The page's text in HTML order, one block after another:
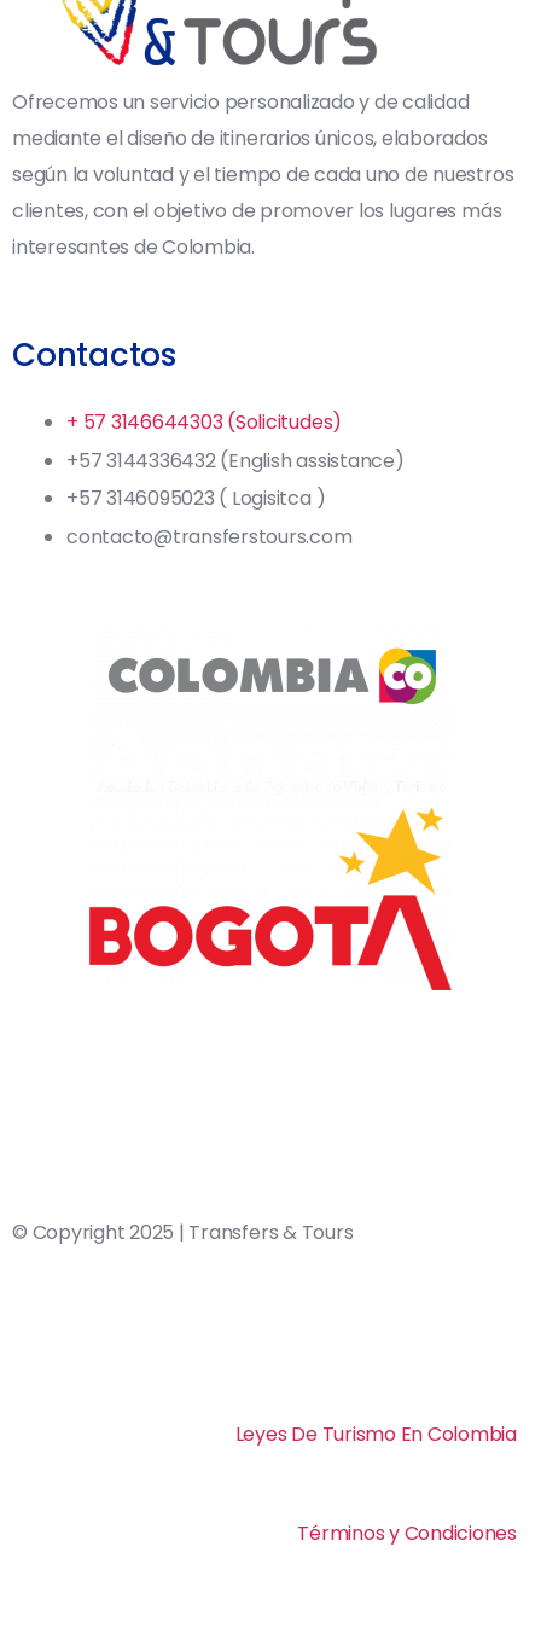
Ofrecemos un servicio personalizado y de calidad
mediante el diseño de itinerarios únicos, elaborados
según la voluntad y el tiempo de cada uno de nuestros
clientes, con el objetivo de promover los lugares más
interesantes de Colombia.
Contactos
+ 57 3146644303 (Solicitudes)
+57 3144336432 (English assistance)
+57 3146095023 ( Logisitca )
contacto@transferstours.com
© Copyright 2025 | Transfers & Tours
Leyes De Turismo En Colombia
Términos y Condiciones